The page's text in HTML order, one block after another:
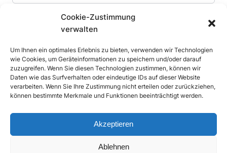
Cookie-Zustimmung
verwalten
Um Ihnen ein optimales Erlebnis zu bieten, verwenden wir Technologien
wie Cookies, um Geräteinformationen zu speichern und/oder darauf
zuzugreifen. Wenn Sie diesen Technologien zustimmen, können wir
Daten wie das Surfverhalten oder eindeutige IDs auf dieser Website
verarbeiten. Wenn Sie Ihre Zustimmung nicht erteilen oder zurückziehen,
können bestimmte Merkmale und Funktionen beeinträchtigt werden.
Akzeptieren
Ablehnen
Alternative:
Angemeldet bleiben Passwort vergessen?
Anmelden